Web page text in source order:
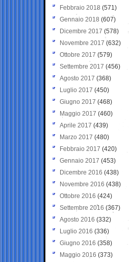
Febbraio 2018 (571)
Gennaio 2018 (607)
Dicembre 2017 (578)
Novembre 2017 (632)
Ottobre 2017 (579)
Settembre 2017 (456)
Agosto 2017 (368)
Luglio 2017 (450)
Giugno 2017 (468)
Maggio 2017 (460)
Aprile 2017 (439)
Marzo 2017 (480)
Febbraio 2017 (420)
Gennaio 2017 (453)
Dicembre 2016 (438)
Novembre 2016 (438)
Ottobre 2016 (424)
Settembre 2016 (367)
Agosto 2016 (332)
Luglio 2016 (336)
Giugno 2016 (358)
Maggio 2016 (373)